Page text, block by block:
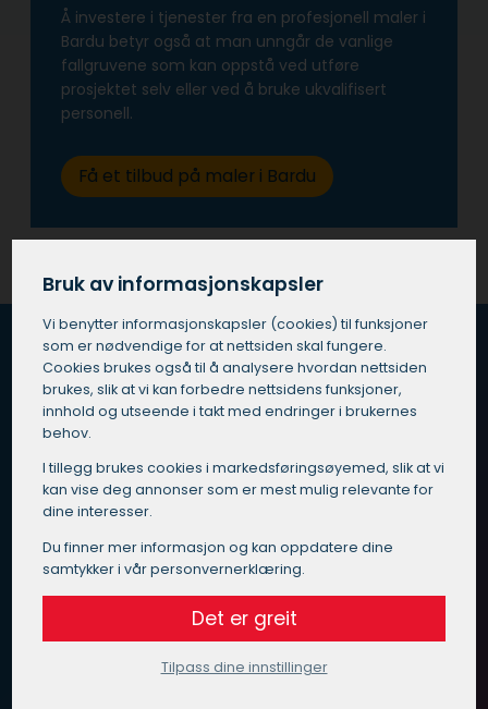
Å investere i tjenester fra en profesjonell maler i
Bardu betyr også at man unngår de vanlige
fallgruvene som kan oppstå ved utføre
prosjektet selv eller ved å bruke ukvalifisert
personell.
Få et tilbud på maler i Bardu
Hvordan fungerer Maleoppdrag.no?
Vi vet at du er opptatt av god kvalitet, pris og service
når du skal velge maler i Bardu.
Vi har gjort det enkelt for deg – send inn en
henvendelse med beskrivelse av ditt oppdrag til oss, så
finner vi en kvalitetssikret maler i Bardu som passer for
Målet til Maleoppdrag.no er at du skal slippe å måtte
bruke masse tid på å vurdere alle de forskjellige malere
Bruk av informasjonskapsler
Vi benytter informasjons­kapsler (cookies) til funksjoner
som er nødvendige for at nettsiden skal fungere.
Cookies brukes også til å analysere hvordan nettsiden
brukes, slik at vi kan forbedre nettsidens funksjoner,
innhold og utseende i takt med endringer i brukernes
behov.
I tillegg brukes cookies i markedsførings­øyemed, slik at vi
kan vise deg annonser som er mest mulig relevante for
dine interesser.
Du finner mer informasjon og kan oppdatere dine
samtykker i vår personvernerklæring.
Det er greit
Tilpass dine innstillinger